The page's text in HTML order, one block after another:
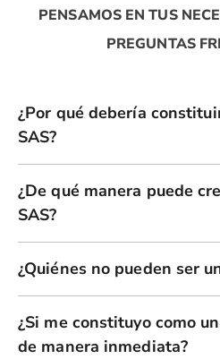
PENSAMOS EN TUS
PREGUNTAS
¿Por qué debería
SAS?
¿De qué manera puede
SAS?
¿Quiénes no pueden ser
¿Si me constituyo como
de manera inmediata?